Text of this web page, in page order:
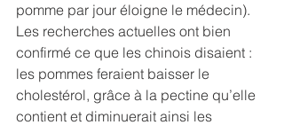
pomme par jour éloigne le médecin).
Les recherches actuelles ont bien
confirmé ce que les chinois disaient :
les pommes feraient baisser le
cholestérol, grâce à la pectine qu’elle
contient et diminuerait ainsi les